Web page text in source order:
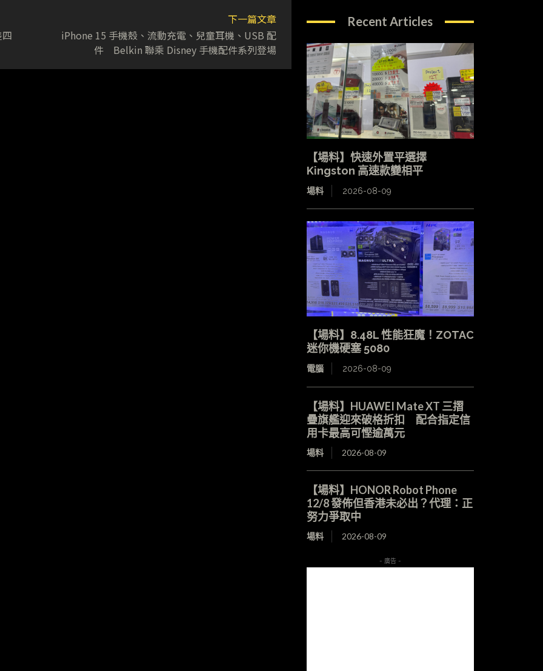
下一篇文章
iPhone 15 手機殼、流動充電、兒童耳機、USB 配
件 Belkin 聯乘 Disney 手機配件系列登場
Recent Articles
【場料】快速外置平選擇
Kingston 高速款變相平
場料 2026-08-09
【場料】8.48L 性能狂魔！ZOTAC
迷你機硬塞 5080
電腦 2026-08-09
【場料】HUAWEI Mate XT 三摺
疊旗艦迎來破格折扣 配合指定信
用卡最高可慳逾萬元
場料 2026-08-09
【場料】HONOR Robot Phone
12/8 發佈但香港未必出？代理：正
努力爭取中
場料 2026-08-09
- 廣告 -